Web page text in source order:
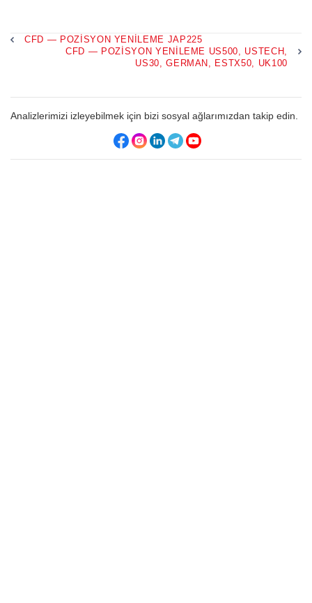
CFD — POZISYON YENILEME JAP225
CFD — POZISYON YENILEME US500, USTECH,
US30, GERMAN, ESTX50, UK100
Analizlerimizi izleyebilmek için bizi sosyal ağlarımızdan takip edin.